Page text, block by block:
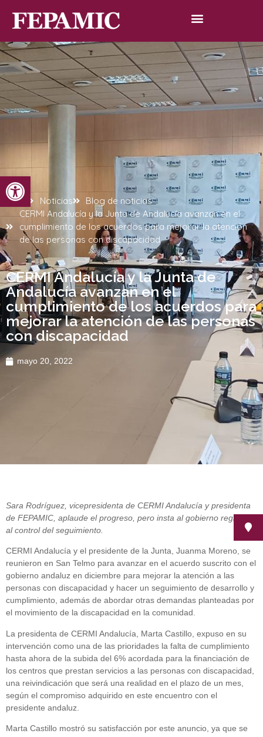
Abrir barra de herramientas
Inicio Noticias
Blog de noticias
CERMI Andalucía y la Junta de Andalucía avanzan en el
cumplimiento de los acuerdos para mejorar la atención
de las personas con discapacidad
CERMI Andalucía y la Junta de
Andalucía avanzan en el
cumplimiento de los acuerdos para
mejorar la atención de las personas
con discapacidad
mayo 20, 2022
Sara Rodríguez, vicepresidenta de CERMI Andalucía y presidenta
de FEPAMIC, aplaude el progreso, pero insta al gobierno regional
al control del seguimiento.
CERMI Andalucía y el presidente de la Junta, Juanma Moreno, se
reunieron en San Telmo para avanzar en el acuerdo suscrito con el
gobierno andaluz en diciembre para mejorar la atención a las
personas con discapacidad y hacer un seguimiento de desarrollo y
cumplimiento, además de abordar otras demandas planteadas por
el movimiento de la discapacidad en la comunidad.
La presidenta de CERMI Andalucía, Marta Castillo, expuso en su
intervención como una de las prioridades la falta de cumplimiento
hasta ahora de la subida del 6% acordada para la financiación de
los centros que prestan servicios a las personas con discapacidad,
una reivindicación que será una realidad en el plazo de un mes,
según el compromiso adquirido en este encuentro con el
presidente andaluz.
Marta Castillo mostró su satisfacción por este anuncio, ya que se